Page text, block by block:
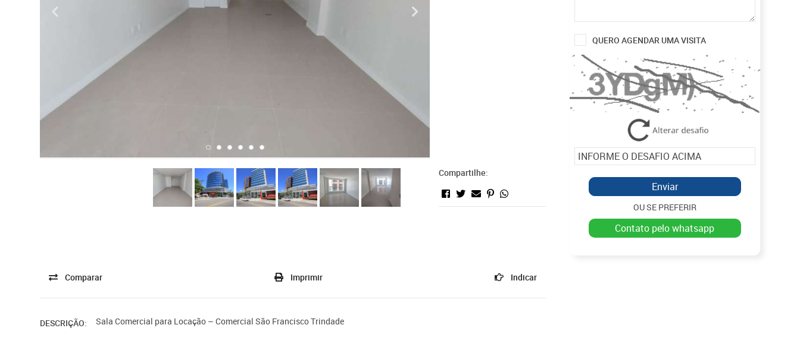
QUERO AGENDAR UMA VISITA
Enviar
OU SE PREFERIR
contato pelo whatsapp
Compartilhe:
Comparar Imprimir Indicar
DESCRIÇÃO: Sala Comercial para Locação – Comercial São Francisco Trindade